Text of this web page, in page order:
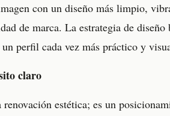
con un diseño más limpio,
de marca. La estrategia de
perfil cada vez más práctico y
claro
estética; es un